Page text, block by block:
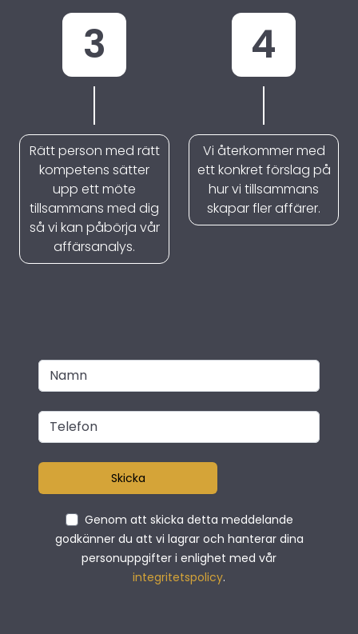
3
Rätt person med rätt
kompetens sätter
upp ett möte
tillsammans med dig
så vi kan påbörja vår
affärsanalys.
4
Vi återkommer med
ett konkret förslag på
hur vi tillsammans
skapar fler affärer.
Skicka
Genom att skicka detta meddelande
godkänner du att vi lagrar och hanterar dina
personuppgifter i enlighet med vår
integritetspolicy.